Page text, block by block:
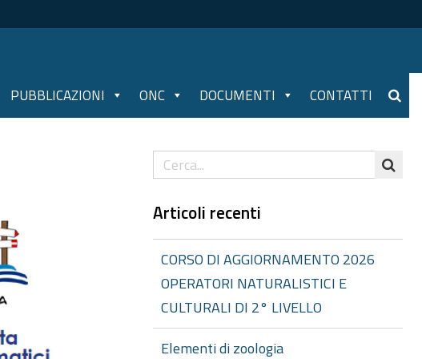
PUBBLICAZIONI ONC DOCUMENTI CONTATTI
Articoli recenti
CORSO DI AGGIORNAMENTO 2026
OPERATORI NATURALISTICI E
CULTURALI DI 2° LIVELLO
Elementi di zoologia